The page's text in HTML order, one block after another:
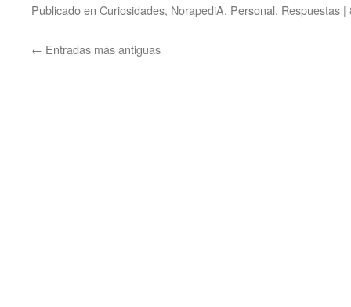
Publicado en Curiosidades, NorapediA, Personal, Respuestas |
← Entradas más antiguas